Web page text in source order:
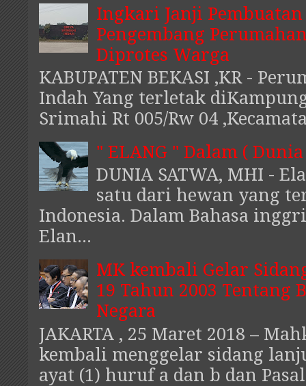
Ingkari Janji
Pengembang
Diprotes Warga
KABUPATEN BEKASI ,KR -
Indah Yang terletak
Srimahi Rt 005/Rw 04
" ELANG " Dalam (
DUNIA SATWA, MHI -
satu dari hewan yang
Indonesia. Dalam Bahasa
Elan...
MK kembali Gelar
19 Tahun 2003 Tentang
Negara
JAKARTA , 25 Maret 2018 –
kembali menggelar sidang
ayat (1) huruf a dan b dan